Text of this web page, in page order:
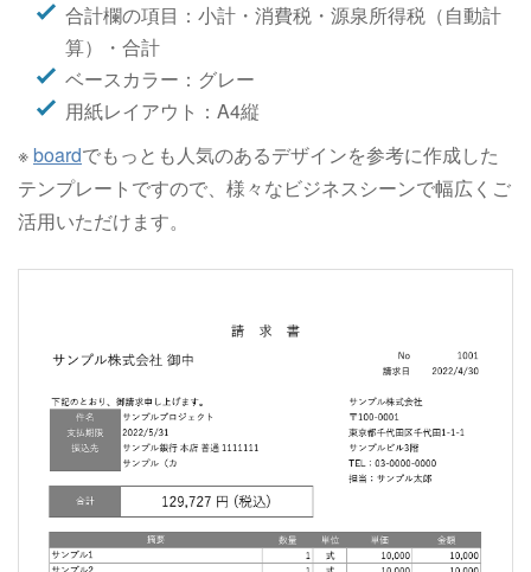
合計欄の項目：小計・消費税・源泉所得税（自動計
算）・合計
ベースカラー：グレー
用紙レイアウト：A4縦
※boardでもっとも人気のあるデザインを参考に作成した
テンプレートですので、様々なビジネスシーンで幅広くご
活用いただけます。